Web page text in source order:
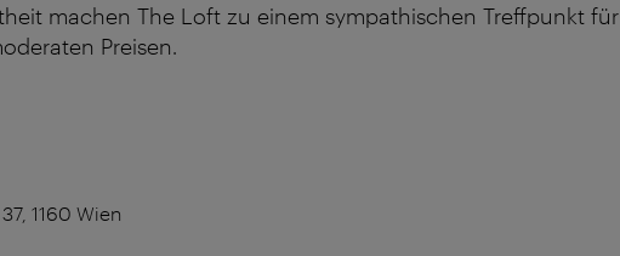
machen The Loft zu einem sympathischen Treffpunkt für
Preisen.
1160 Wien